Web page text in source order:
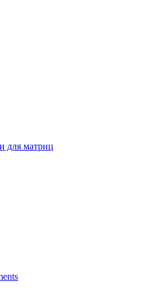
для матриц